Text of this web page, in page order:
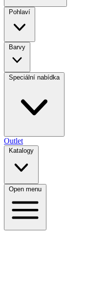
Pohlaví
Barvy
Speciální nabídka
Outlet
Katalogy
Open menu